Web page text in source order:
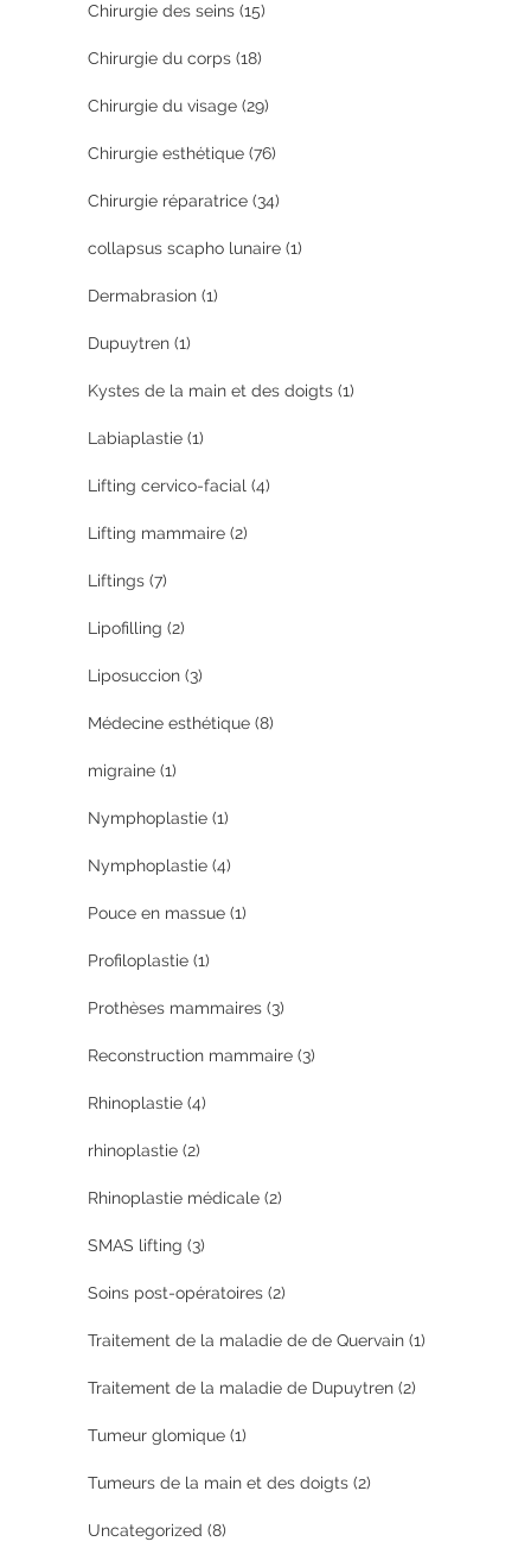
Chirurgie des seins (15)
Chirurgie du corps (18)
Chirurgie du visage (29)
Chirurgie esthétique (76)
Chirurgie réparatrice (34)
collapsus scapho lunaire (1)
Dermabrasion (1)
Dupuytren (1)
Kystes de la main et des doigts (1)
Labiaplastie (1)
Lifting cervico-facial (4)
Lifting mammaire (2)
Liftings (7)
Lipofilling (2)
Liposuccion (3)
Médecine esthétique (8)
migraine (1)
Nymphoplastie (1)
Nymphoplastie (4)
Pouce en massue (1)
Profiloplastie (1)
Prothèses mammaires (3)
Reconstruction mammaire (3)
Rhinoplastie (4)
rhinoplastie (2)
Rhinoplastie médicale (2)
SMAS lifting (3)
Soins post-opératoires (2)
Traitement de la maladie de de Quervain (1)
Traitement de la maladie de Dupuytren (2)
Tumeur glomique (1)
Tumeurs de la main et des doigts (2)
Uncategorized (8)